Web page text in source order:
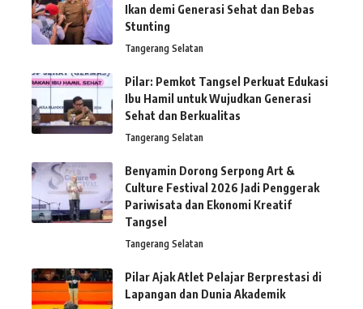
Ikan demi Generasi Sehat dan Bebas
Stunting
Tangerang Selatan
Pilar: Pemkot Tangsel Perkuat Edukasi
Ibu Hamil untuk Wujudkan Generasi
Sehat dan Berkualitas
Tangerang Selatan
Benyamin Dorong Serpong Art &
Culture Festival 2026 Jadi Penggerak
Pariwisata dan Ekonomi Kreatif
Tangsel
Tangerang Selatan
Pilar Ajak Atlet Pelajar Berprestasi di
Lapangan dan Dunia Akademik